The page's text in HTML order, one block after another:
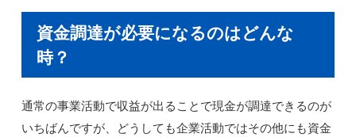
資金調達が必要になるのはどんな
時？
通常の事業活動で収益が出ることで現金が調達できるのが
いちばんですが、どうしても企業活動ではその他にも資金